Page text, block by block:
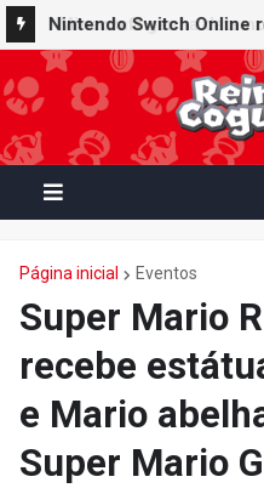
Nintendo Switch Online
Mario Paint (SNES) e
(GBA)
Página inicial Eventos
Super Mario
recebe
e Mario
Super Mario